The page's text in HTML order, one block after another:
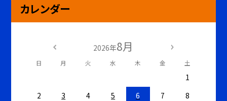
カレンダー
2026年8月
日 月 火 水 木 金 土
1
2
3 4 5 6 7
8